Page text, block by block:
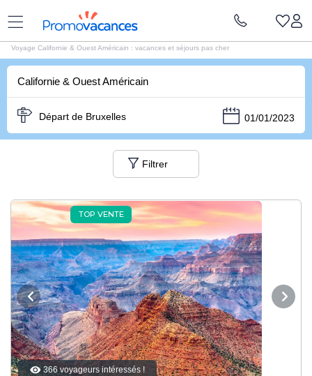
Voyage Californie & Ouest Américain : vacances et séjours pas cher
Californie & Ouest Américain
Départ de Bruxelles 01/01/2023
Filtrer
TOP VENTE
366 voyageurs intéressés !